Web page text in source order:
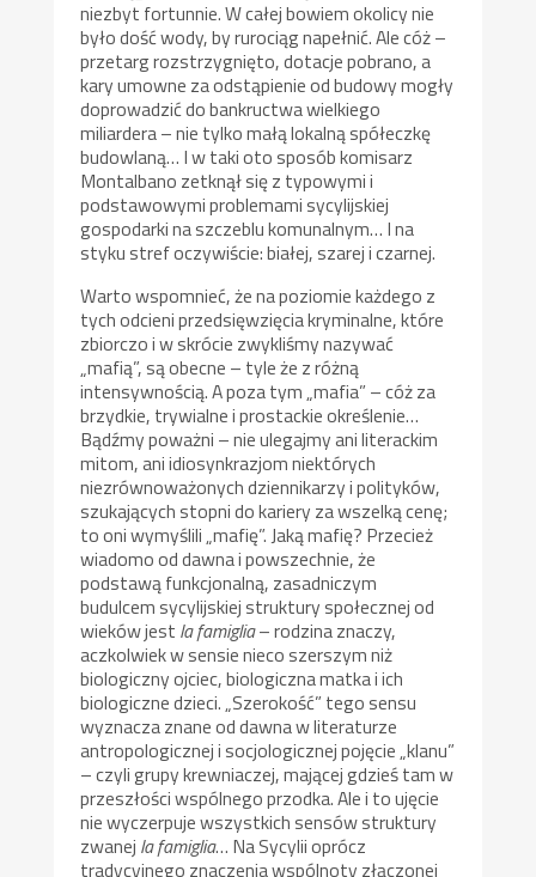
niezbyt fortunnie. W całej bowiem okolicy nie
było dość wody, by rurociąg napełnić. Ale cóż –
przetarg rozstrzygnięto, dotacje pobrano, a
kary umowne za odstąpienie od budowy mogły
doprowadzić do bankructwa wielkiego
miliardera – nie tylko małą lokalną spółeczkę
budowlaną… I w taki oto sposób komisarz
Montalbano zetknął się z typowymi i
podstawowymi problemami sycylijskiej
gospodarki na szczeblu komunalnym… I na
styku stref oczywiście: białej, szarej i czarnej.
Warto wspomnieć, że na poziomie każdego z
tych odcieni przedsięwzięcia kryminalne, które
zbiorczo i w skrócie zwykliśmy nazywać
„mafią”, są obecne – tyle że z różną
intensywnością. A poza tym „mafia” – cóż za
brzydkie, trywialne i prostackie określenie…
Bądźmy poważni – nie ulegajmy ani literackim
mitom, ani idiosynkrazjom niektórych
niezrównoważonych dziennikarzy i polityków,
szukających stopni do kariery za wszelką cenę;
to oni wymyślili „mafię”. Jaką mafię? Przecież
wiadomo od dawna i powszechnie, że
podstawą funkcjonalną, zasadniczym
budulcem sycylijskiej struktury społecznej od
wieków jest la famiglia– rodzina znaczy,
aczkolwiek w sensie nieco szerszym niż
biologiczny ojciec, biologiczna matka i ich
biologiczne dzieci. „Szerokość” tego sensu
wyznacza znane od dawna w literaturze
antropologicznej i socjologicznej pojęcie „klanu”
– czyli grupy krewniaczej, mającej gdzieś tam w
przeszłości wspólnego przodka. Ale i to ujęcie
nie wyczerpuje wszystkich sensów struktury
zwanej la famiglia… Na Sycylii oprócz
tradycyjnego znaczenia wspólnoty złączonej